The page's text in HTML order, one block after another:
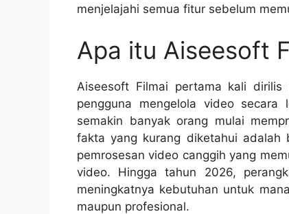
menjelajahi semua fitur sebelum
Apa itu Aiseesoft
Aiseesoft Filmai pertama kali
pengguna mengelola video
semakin banyak orang mulai
fakta yang kurang diketahui adalah
pemrosesan video canggih yang
video. Hingga tahun 2026,
meningkatnya kebutuhan untuk
maupun profesional.